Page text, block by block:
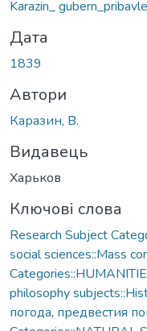
Karazin_
Дата
1839
Автори
Каразин, В.
Видавець
Харьков
Ключові слова
Research Subject
social sciences::Mass
philosophy
погода, предвестия